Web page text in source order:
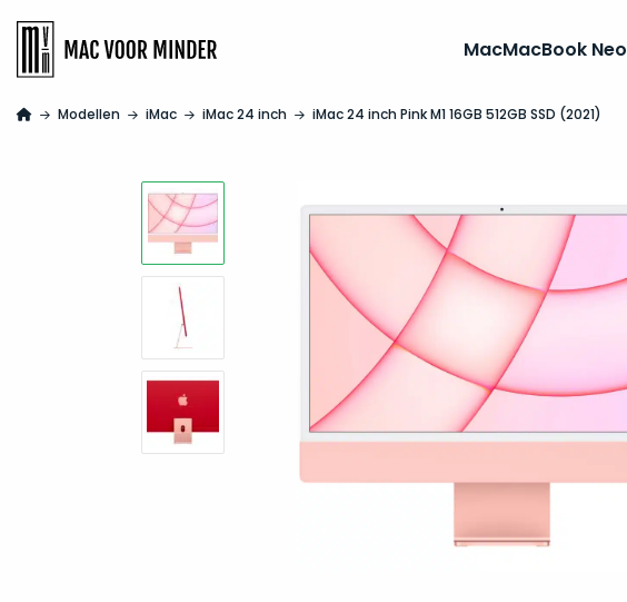
MacMacBook Neo
Modellen iMac iMac 24 inch iMac 24 inch Pink M1 16GB 512GB SSD (2021)